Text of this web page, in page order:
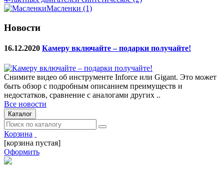
Масленки (1)
Новости
16.12.2020 Камеру включайте – подарки получайте!
Снимите видео об инструменте Inforce или Gigant. Это может
быть обзор с подробным описанием преимуществ и
недостатков, сравнение с аналогами других ..
Все новости
Каталог
Корзина
[корзина пустая]
Оформить